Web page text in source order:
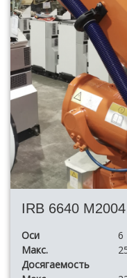
IRB 6640 M2004
Оси
6
Макс.
Досягаемость